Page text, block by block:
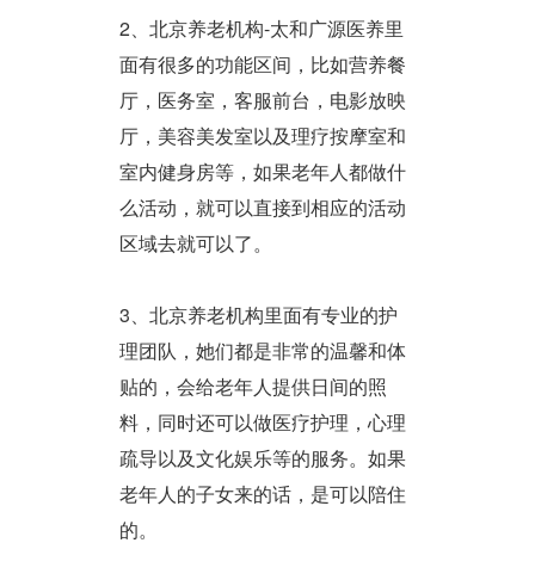
2、北京养老机构-太和广源医养里
面有很多的功能区间，比如营养餐
厅，医务室，客服前台，电影放映
厅，美容美发室以及理疗按摩室和
室内健身房等，如果老年人都做什
么活动，就可以直接到相应的活动
区域去就可以了。
3、北京养老机构里面有专业的护
理团队，她们都是非常的温馨和体
贴的，会给老年人提供日间的照
料，同时还可以做医疗护理，心理
疏导以及文化娱乐等的服务。如果
老年人的子女来的话，是可以陪住
的。